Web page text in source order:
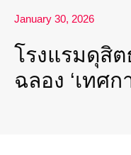
January 30, 2026
โรงแรมดุสิ
ฉลอง ‘เทศ